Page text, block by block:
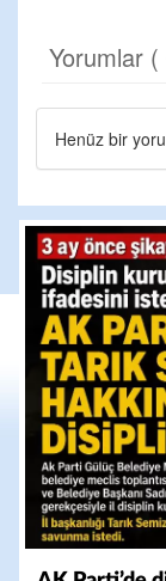
Yorumlar (
Henüz bir